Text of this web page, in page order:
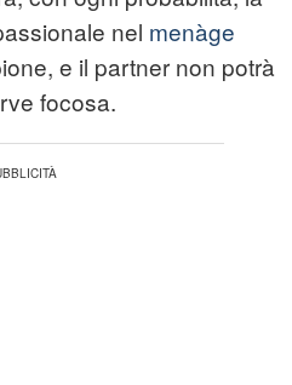
nel menàge
e il partner non potrà
focosa.